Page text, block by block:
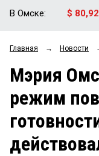
ОБЩЕСТВО
ЗАКОН
ПРОИСШЕСТВИЯ
В Омске: $
Главная → Новости
Мэрия
режим